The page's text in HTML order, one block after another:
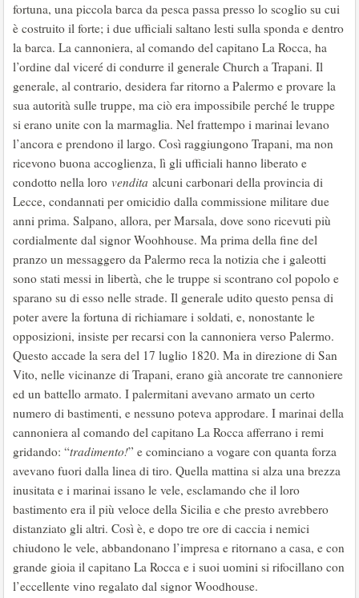
fortuna, una piccola barca da pesca passa presso lo scoglio su cui
è costruito il forte; i due ufficiali saltano lesti sulla sponda e dentro
la barca. La cannoniera, al comando del capitano La Rocca, ha
l’ordine dal viceré di condurre il generale Church a Trapani. Il
generale, al contrario, desidera far ritorno a Palermo e provare la
sua autorità sulle truppe, ma ciò era impossibile perché le truppe
si erano unite con la marmaglia. Nel frattempo i marinai levano
l’ancora e prendono il largo. Così raggiungono Trapani, ma non
ricevono buona accoglienza, lì gli ufficiali hanno liberato e
condotto nella loro vendita alcuni carbonari della provincia di
Lecce, condannati per omicidio dalla commissione militare due
anni prima. Salpano, allora, per Marsala, dove sono ricevuti più
cordialmente dal signor Woohhouse. Ma prima della fine del
pranzo un messaggero da Palermo reca la notizia che i galeotti
sono stati messi in libertà, che le truppe si scontrano col popolo e
sparano su di esso nelle strade. Il generale udito questo pensa di
poter avere la fortuna di richiamare i soldati, e, nonostante le
opposizioni, insiste per recarsi con la cannoniera verso Palermo.
Questo accade la sera del 17 luglio 1820. Ma in direzione di San
Vito, nelle vicinanze di Trapani, erano già ancorate tre cannoniere
ed un battello armato. I palermitani avevano armato un certo
numero di bastimenti, e nessuno poteva approdare. I marinai della
cannoniera al comando del capitano La Rocca afferrano i remi
gridando: “tradimento!” e cominciano a vogare con quanta forza
avevano fuori dalla linea di tiro. Quella mattina si alza una brezza
inusitata e i marinai issano le vele, esclamando che il loro
bastimento era il più veloce della Sicilia e che presto avrebbero
distanziato gli altri. Così è, e dopo tre ore di caccia i nemici
chiudono le vele, abbandonano l’impresa e ritornano a casa, e con
grande gioia il capitano La Rocca e i suoi uomini si rifocillano con
l’eccellente vino regalato dal signor Woodhouse.